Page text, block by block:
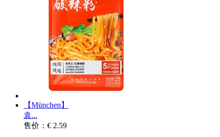
【München】
袁...
售价：€ 2.59